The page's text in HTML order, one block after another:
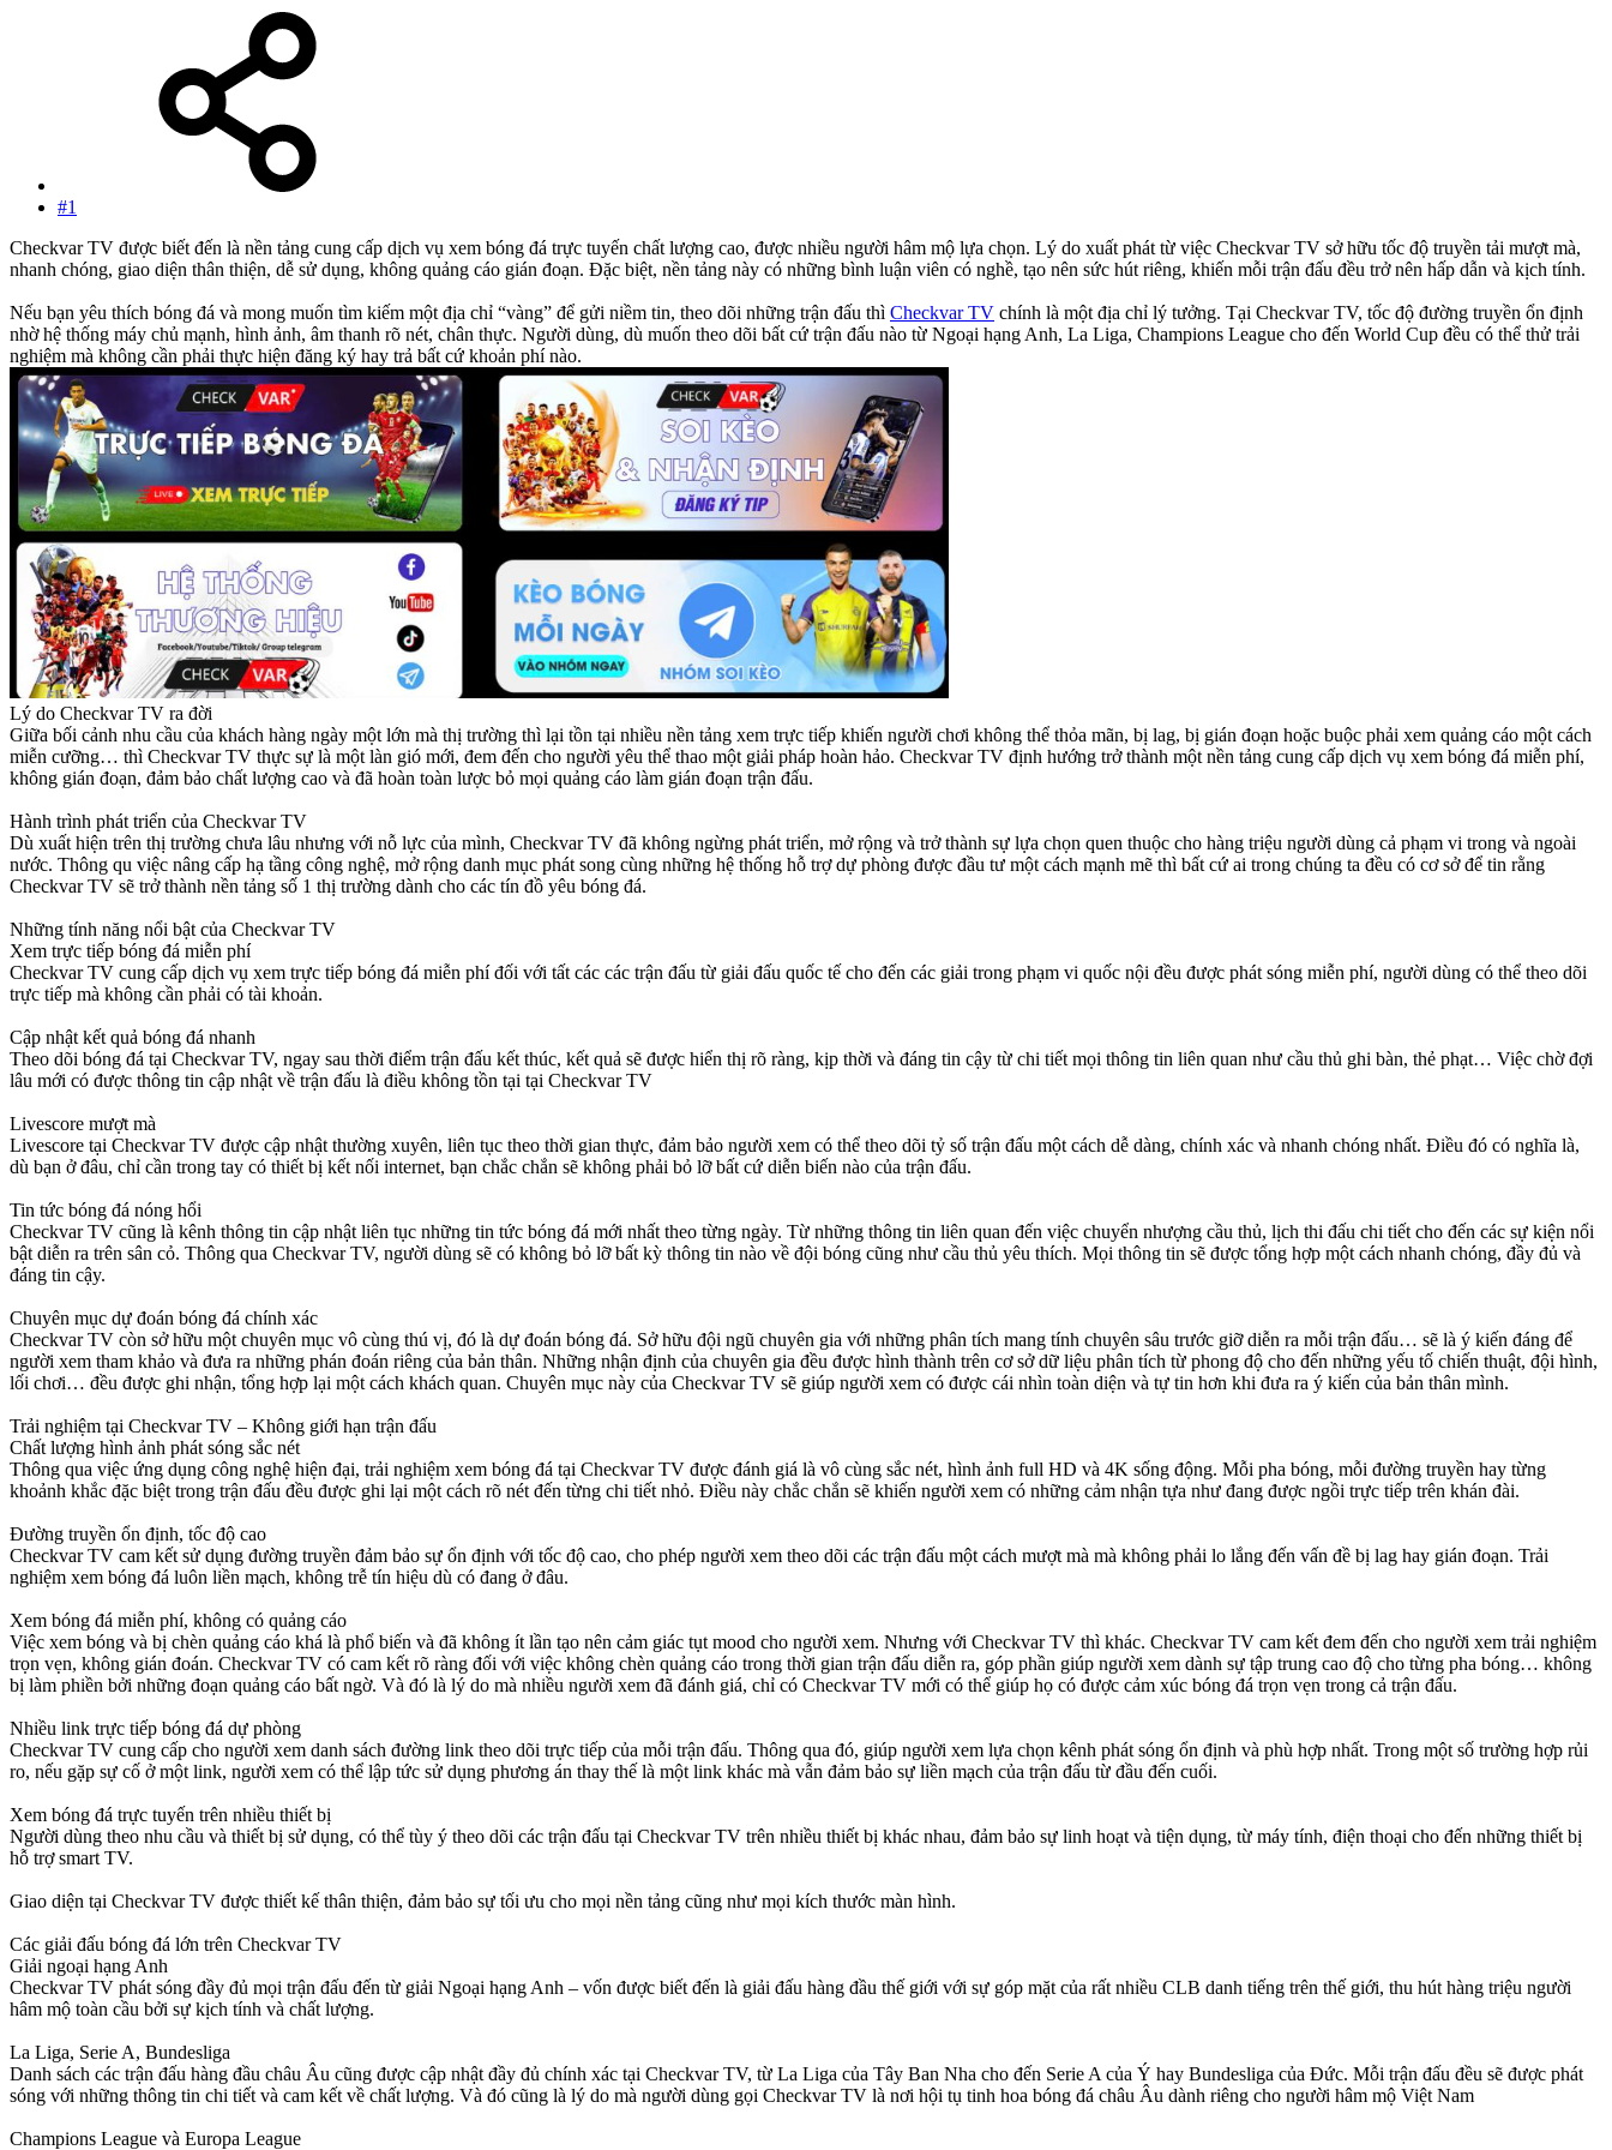
#1
Checkvar TV được biết đến là nền tảng cung cấp dịch vụ xem bóng đá trực tuyến chất lượng cao, được nhiều người hâm mộ lựa chọn. Lý do xuất phát từ việc Checkvar TV sở hữu tốc độ truyền tải mượt mà,
nhanh chóng, giao diện thân thiện, dễ sử dụng, không quảng cáo gián đoạn. Đặc biệt, nền tảng này có những bình luận viên có nghề, tạo nên sức hút riêng, khiến mỗi trận đấu đều trở nên hấp dẫn và kịch tính.
Nếu bạn yêu thích bóng đá và mong muốn tìm kiếm một địa chỉ “vàng” để gửi niềm tin, theo dõi những trận đấu thì Checkvar TV chính là một địa chỉ lý tưởng. Tại Checkvar TV, tốc độ đường truyền ổn định
nhờ hệ thống máy chủ mạnh, hình ảnh, âm thanh rõ nét, chân thực. Người dùng, dù muốn theo dõi bất cứ trận đấu nào từ Ngoại hạng Anh, La Liga, Champions League cho đến World Cup đều có thể thử trải
nghiệm mà không cần phải thực hiện đăng ký hay trả bất cứ khoản phí nào.
Lý do Checkvar TV ra đời
Giữa bối cảnh nhu cầu của khách hàng ngày một lớn mà thị trường thì lại tồn tại nhiều nền tảng xem trực tiếp khiến người chơi không thể thỏa mãn, bị lag, bị gián đoạn hoặc buộc phải xem quảng cáo một cách
miễn cưỡng… thì Checkvar TV thực sự là một làn gió mới, đem đến cho người yêu thể thao một giải pháp hoàn hảo. Checkvar TV định hướng trở thành một nền tảng cung cấp dịch vụ xem bóng đá miễn phí,
không gián đoạn, đảm bảo chất lượng cao và đã hoàn toàn lược bỏ mọi quảng cáo làm gián đoạn trận đấu.
Hành trình phát triển của Checkvar TV
Dù xuất hiện trên thị trường chưa lâu nhưng với nỗ lực của mình, Checkvar TV đã không ngừng phát triển, mở rộng và trở thành sự lựa chọn quen thuộc cho hàng triệu người dùng cả phạm vi trong và ngoài
nước. Thông qu việc nâng cấp hạ tầng công nghệ, mở rộng danh mục phát song cùng những hệ thống hỗ trợ dự phòng được đầu tư một cách mạnh mẽ thì bất cứ ai trong chúng ta đều có cơ sở để tin rằng
Checkvar TV sẽ trở thành nền tảng số 1 thị trường dành cho các tín đồ yêu bóng đá.
Những tính năng nổi bật của Checkvar TV
Xem trực tiếp bóng đá miễn phí
Checkvar TV cung cấp dịch vụ xem trực tiếp bóng đá miễn phí đối với tất các các trận đấu từ giải đấu quốc tế cho đến các giải trong phạm vi quốc nội đều được phát sóng miễn phí, người dùng có thể theo dõi
trực tiếp mà không cần phải có tài khoản.
Cập nhật kết quả bóng đá nhanh
Theo dõi bóng đá tại Checkvar TV, ngay sau thời điểm trận đấu kết thúc, kết quả sẽ được hiển thị rõ ràng, kịp thời và đáng tin cậy từ chi tiết mọi thông tin liên quan như cầu thủ ghi bàn, thẻ phạt… Việc chờ đợi
lâu mới có được thông tin cập nhật về trận đấu là điều không tồn tại tại Checkvar TV
Livescore mượt mà
Livescore tại Checkvar TV được cập nhật thường xuyên, liên tục theo thời gian thực, đảm bảo người xem có thể theo dõi tỷ số trận đấu một cách dễ dàng, chính xác và nhanh chóng nhất. Điều đó có nghĩa là,
dù bạn ở đâu, chỉ cần trong tay có thiết bị kết nối internet, bạn chắc chắn sẽ không phải bỏ lỡ bất cứ diễn biến nào của trận đấu.
Tin tức bóng đá nóng hổi
Checkvar TV cũng là kênh thông tin cập nhật liên tục những tin tức bóng đá mới nhất theo từng ngày. Từ những thông tin liên quan đến việc chuyển nhượng cầu thủ, lịch thi đấu chi tiết cho đến các sự kiện nổi
bật diễn ra trên sân cỏ. Thông qua Checkvar TV, người dùng sẽ có không bỏ lỡ bất kỳ thông tin nào về đội bóng cũng như cầu thủ yêu thích. Mọi thông tin sẽ được tổng hợp một cách nhanh chóng, đầy đủ và
đáng tin cậy.
Chuyên mục dự đoán bóng đá chính xác
Checkvar TV còn sở hữu một chuyên mục vô cùng thú vị, đó là dự đoán bóng đá. Sở hữu đội ngũ chuyên gia với những phân tích mang tính chuyên sâu trước giỡ diễn ra mỗi trận đấu… sẽ là ý kiến đáng để
người xem tham khảo và đưa ra những phán đoán riêng của bản thân. Những nhận định của chuyên gia đều được hình thành trên cơ sở dữ liệu phân tích từ phong độ cho đến những yếu tố chiến thuật, đội hình,
lối chơi… đều được ghi nhận, tổng hợp lại một cách khách quan. Chuyên mục này của Checkvar TV sẽ giúp người xem có được cái nhìn toàn diện và tự tin hơn khi đưa ra ý kiến của bản thân mình.
Trải nghiệm tại Checkvar TV – Không giới hạn trận đấu
Chất lượng hình ảnh phát sóng sắc nét
Thông qua việc ứng dụng công nghệ hiện đại, trải nghiệm xem bóng đá tại Checkvar TV được đánh giá là vô cùng sắc nét, hình ảnh full HD và 4K sống động. Mỗi pha bóng, mỗi đường truyền hay từng
khoảnh khắc đặc biệt trong trận đấu đều được ghi lại một cách rõ nét đến từng chi tiết nhỏ. Điều này chắc chắn sẽ khiến người xem có những cảm nhận tựa như đang được ngồi trực tiếp trên khán đài.
Đường truyền ổn định, tốc độ cao
Checkvar TV cam kết sử dụng đường truyền đảm bảo sự ổn định với tốc độ cao, cho phép người xem theo dõi các trận đấu một cách mượt mà mà không phải lo lắng đến vấn đề bị lag hay gián đoạn. Trải
nghiệm xem bóng đá luôn liền mạch, không trễ tín hiệu dù có đang ở đâu.
Xem bóng đá miễn phí, không có quảng cáo
Việc xem bóng và bị chèn quảng cáo khá là phổ biến và đã không ít lần tạo nên cảm giác tụt mood cho người xem. Nhưng với Checkvar TV thì khác. Checkvar TV cam kết đem đến cho người xem trải nghiệm
trọn vẹn, không gián đoán. Checkvar TV có cam kết rõ ràng đối với việc không chèn quảng cáo trong thời gian trận đấu diễn ra, góp phần giúp người xem dành sự tập trung cao độ cho từng pha bóng… không
bị làm phiền bởi những đoạn quảng cáo bất ngờ. Và đó là lý do mà nhiều người xem đã đánh giá, chỉ có Checkvar TV mới có thể giúp họ có được cảm xúc bóng đá trọn vẹn trong cả trận đấu.
Nhiều link trực tiếp bóng đá dự phòng
Checkvar TV cung cấp cho người xem danh sách đường link theo dõi trực tiếp của mỗi trận đấu. Thông qua đó, giúp người xem lựa chọn kênh phát sóng ổn định và phù hợp nhất. Trong một số trường hợp rủi
ro, nếu gặp sự cố ở một link, người xem có thể lập tức sử dụng phương án thay thế là một link khác mà vẫn đảm bảo sự liền mạch của trận đấu từ đầu đến cuối.
Xem bóng đá trực tuyến trên nhiều thiết bị
Người dùng theo nhu cầu và thiết bị sử dụng, có thể tùy ý theo dõi các trận đấu tại Checkvar TV trên nhiều thiết bị khác nhau, đảm bảo sự linh hoạt và tiện dụng, từ máy tính, điện thoại cho đến những thiết bị
hỗ trợ smart TV.
Giao diện tại Checkvar TV được thiết kế thân thiện, đảm bảo sự tối ưu cho mọi nền tảng cũng như mọi kích thước màn hình.
Các giải đấu bóng đá lớn trên Checkvar TV
Giải ngoại hạng Anh
Checkvar TV phát sóng đầy đủ mọi trận đấu đến từ giải Ngoại hạng Anh – vốn được biết đến là giải đấu hàng đầu thế giới với sự góp mặt của rất nhiều CLB danh tiếng trên thế giới, thu hút hàng triệu người
hâm mộ toàn cầu bởi sự kịch tính và chất lượng.
La Liga, Serie A, Bundesliga
Danh sách các trận đấu hàng đầu châu Âu cũng được cập nhật đầy đủ chính xác tại Checkvar TV, từ La Liga của Tây Ban Nha cho đến Serie A của Ý hay Bundesliga của Đức. Mỗi trận đấu đều sẽ được phát
sóng với những thông tin chi tiết và cam kết về chất lượng. Và đó cũng là lý do mà người dùng gọi Checkvar TV là nơi hội tụ tinh hoa bóng đá châu Âu dành riêng cho người hâm mộ Việt Nam
Champions League và Europa League